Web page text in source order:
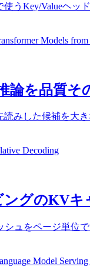
使うKey/Value
Models
論を品質
読みした候補を
Decoding
グのKV
シュをページ単
Model